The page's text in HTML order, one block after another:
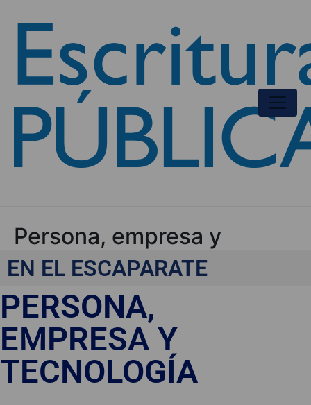
Persona, empresa y
Tecnología
EN EL ESCAPARATE
PERSONA,
EMPRESA Y
TECNOLOGÍA